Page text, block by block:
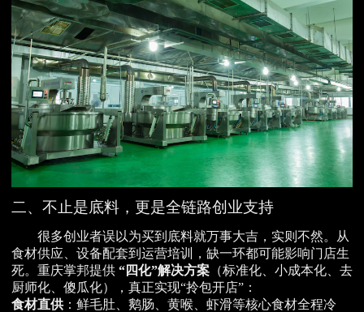
二、不止是底料，更是全链路创业支持
很多创业者误以为买到底料就万事大吉，实则不然。从
食材供应、设备配套到运营培训，缺一环都可能影响门店生
死。重庆掌邦提供 “四化”解决方案 （标准化、小成本化、去
厨师化、傻瓜化），真正实现“拎包开店”：
食材直供：鲜毛肚、鹅肠、黄喉、虾滑等核心食材全程冷